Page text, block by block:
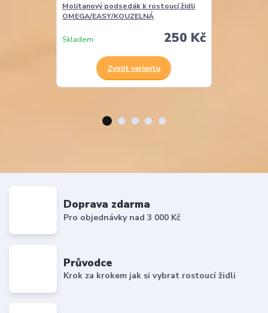
Molitanový podsedák k rostoucí židli
OMEGA/EASY/KOUZELNÁ
250 Kč
Skladem
Zvolit variantu
Doprava zdarma
Pro objednávky nad 3 000 Kč
Průvodce
Krok za krokem jak si vybrat rostoucí židli